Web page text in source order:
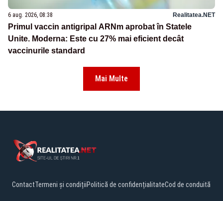
6 aug. 2026, 08:38 Realitatea.NET
Primul vaccin antigripal ARNm aprobat în Statele
Unite. Moderna: Este cu 27% mai eficient decât
vaccinurile standard
Mai Multe
ContactTermeni și condițiiPolitică de confidențialitateCod de conduită